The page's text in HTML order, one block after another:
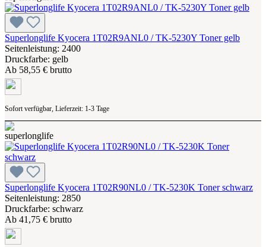
Superlonglife Kyocera 1T02R9ANL0 / TK-5230Y Toner gelb
Seitenleistung: 2400
Druckfarbe: gelb
Ab 58,55 € brutto
Sofort verfügbar, Lieferzeit: 1-3 Tage
Superlonglife Kyocera 1T02R90NL0 / TK-5230K Toner schwarz
Seitenleistung: 2850
Druckfarbe: schwarz
Ab 41,75 € brutto